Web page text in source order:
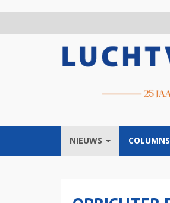
NIEUWS